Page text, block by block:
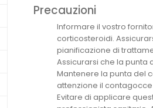
Precauzioni
Informare il vostro
corticosteroidi.
pianificazione di
Assicurarsi che la
Mantenere la punta del
attenzione il
Evitare di applicare